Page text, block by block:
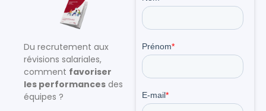
Du recrutement aux
révisions salariales,
comment favoriser
les performances des
équipes ?